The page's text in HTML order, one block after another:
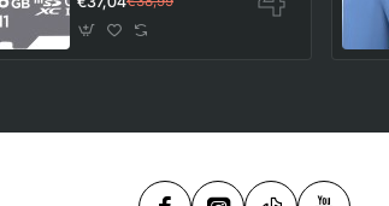
a 150 MB/s con
prestazioni app A1